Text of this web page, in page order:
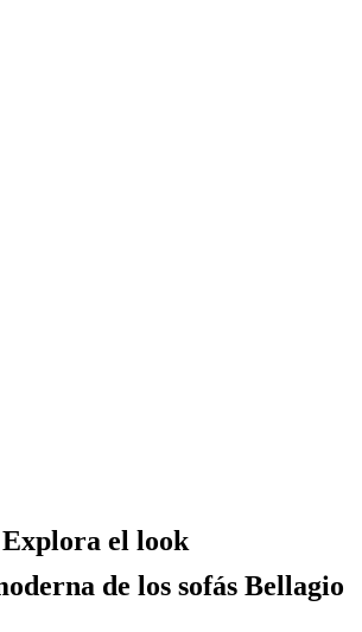
Explora el look
de los sofás Bellagio